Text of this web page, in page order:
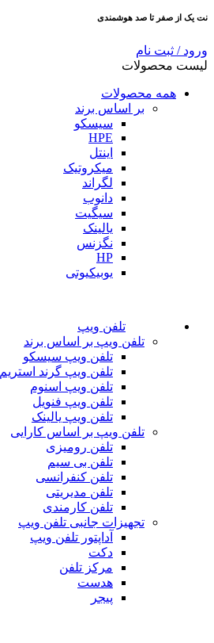
نت یک از صفر تا صد هوشمندی
ورود / ثبت نام
لیست محصولات
همه محصولات
بر اساس برند
سیسکو
HPE
اینتل
میکروتیک
لگراند
دانوب
سیگیت
یالینک
نگزنس
HP
یوبیکیوتی
تلفن ویپ
تلفن ویپ بر اساس برند
تلفن ویپ سیسکو
تلفن ویپ گرند استریم
تلفن ویپ اسنوم
تلفن ویپ فنویل
تلفن ویپ یالینک
تلفن ویپ بر اساس کارایی
تلفن رومیزی
تلفن بی سیم
تلفن کنفرانسی
تلفن مدیریتی
تلفن کارمندی
تجهیزات جانبی تلفن ویپ
آداپتور تلفن ویپ
دکت
مرکز تلفن
هدست
پیجر